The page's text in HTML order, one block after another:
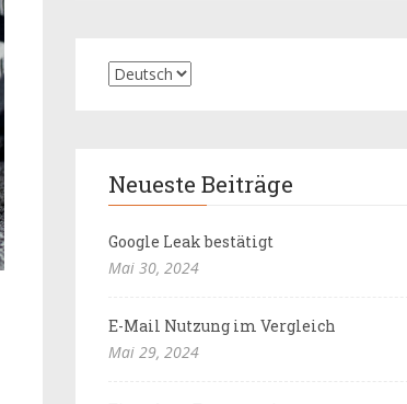
Neueste Beiträge
Google Leak bestätigt
Mai 30, 2024
E-Mail Nutzung im Vergleich
Mai 29, 2024